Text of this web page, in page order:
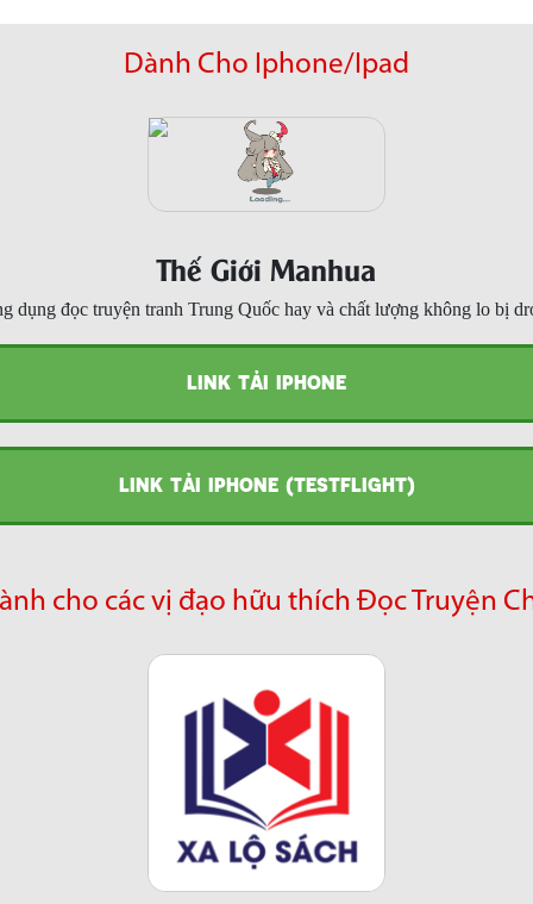
Dành Cho Iphone/Ipad
Thế Giới Manhua
dụng đọc truyện tranh Trung Quốc hay và chất lượng không lo bị
LINK TẢI IPHONE
LINK TẢI IPHONE (TESTFLIGHT)
cho các vị đạo hữu thích Đọc Truyện